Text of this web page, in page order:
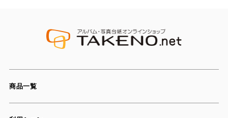
商品一覧